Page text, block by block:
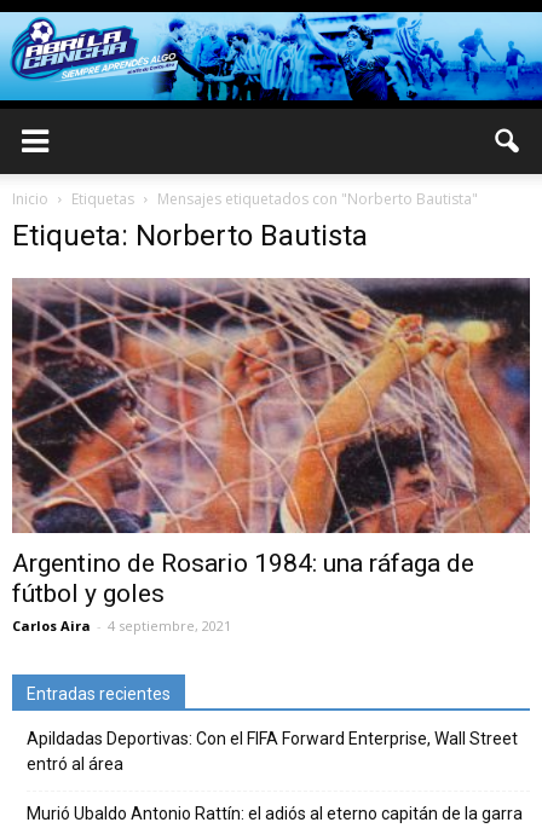
Inicio Etiquetas Mensajes etiquetados con "Norberto Bautista"
Etiqueta: Norberto Bautista
Argentino de Rosario 1984: una ráfaga de
fútbol y goles
Carlos Aira - 4 septiembre, 2021
Entradas recientes
Apildadas Deportivas: Con el FIFA Forward Enterprise, Wall Street
entró al área
Murió Ubaldo Antonio Rattín: el adiós al eterno capitán de la garra